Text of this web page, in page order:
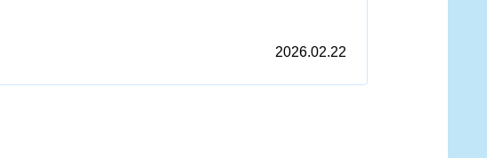
2026.02.22